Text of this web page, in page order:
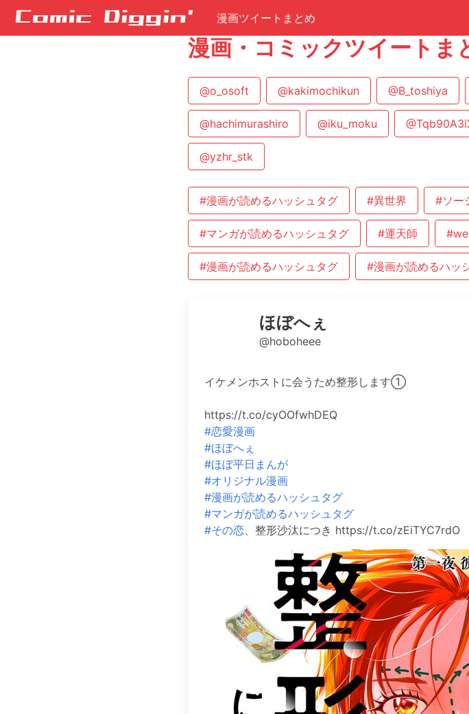
漫画ツイートまとめ
漫画・コミックツイートま
@o_osoft @kakimochikun @B_toshiya
@hachimurashiro @iku_moku
@yzhr_stk
#漫画が読めるハッシュタグ #異世界 #ソー
#マンガが読めるハッシュタグ #運天師
#漫画が読めるハッシュタグ #漫画が読めるハッ
ほぼへぇ
@hoboheee
イケメンホストに会うため整形します①
https://t.co/cyOOfwhDEQ
#恋愛漫画
#ほぼへぇ
#ほぼ平日まんが
#オリジナル漫画
#漫画が読めるハッシュタグ
#マンガが読めるハッシュタグ
#その恋、整形沙汰につき https://t.co/zEiTYC7rdO